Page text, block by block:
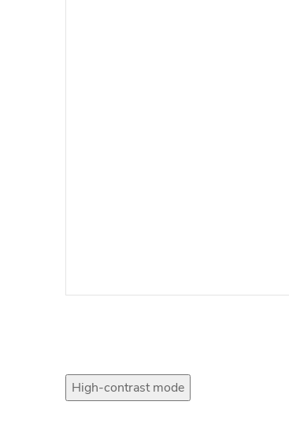
High-contrast mode